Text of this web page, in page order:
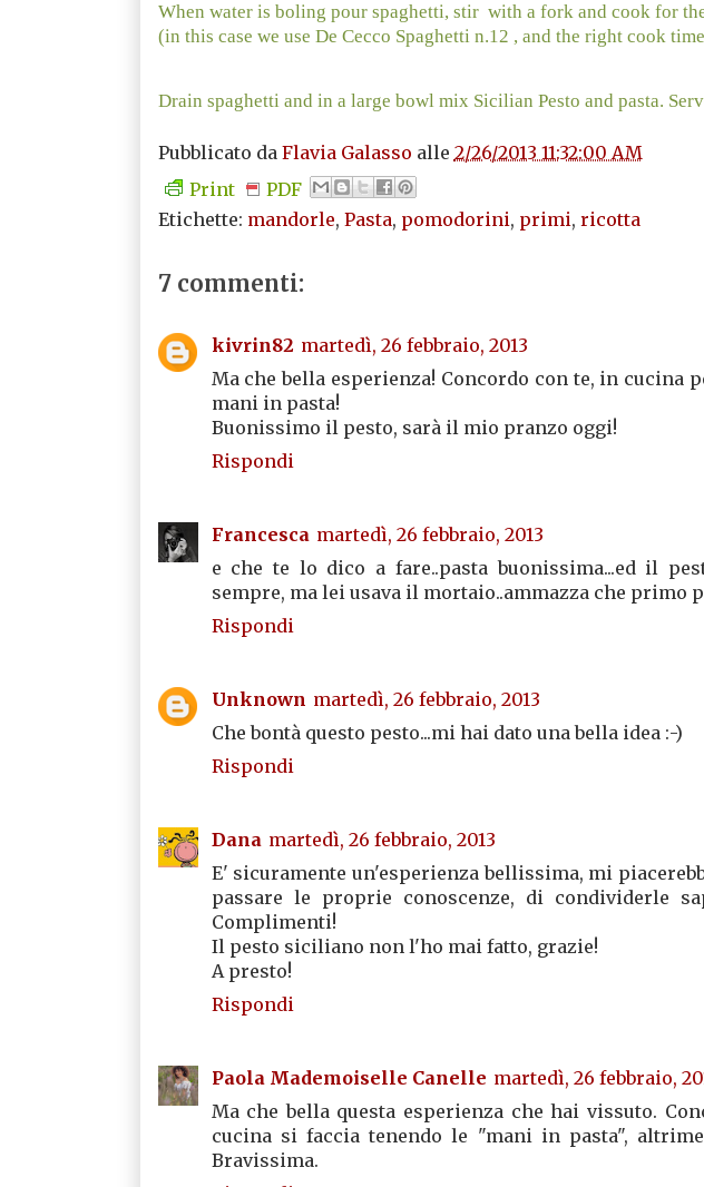
When water is boling pour spaghetti, stir with a fork and cook for
(in this case we use De Cecco Spaghetti n.12 , and the right cook
Drain spaghetti and in a large bowl mix Sicilian Pesto and pasta.
Pubblicato da Flavia Galasso alle 2/26/2013 11:32:00 AM
Print
PDF
Etichette: mandorle, Pasta, pomodorini, primi, ricotta
7 commenti:
kivrin82 martedì, 26 febbraio, 2013
Ma che bella esperienza! Concordo con te, in cucina
mani in pasta!
Buonissimo il pesto, sarà il mio pranzo oggi!
Rispondi
Francesca martedì, 26 febbraio, 2013
e che te lo dico a fare..pasta buonissima...ed il
sempre, ma lei usava il mortaio..ammazza che primo
Rispondi
Unknown martedì, 26 febbraio, 2013
Che bontà questo pesto...mi hai dato una bella idea :-)
Rispondi
Dana martedì, 26 febbraio, 2013
E' sicuramente un'esperienza bellissima, mi
passare le proprie conoscenze, di condividerle
Complimenti!
Il pesto siciliano non l'ho mai fatto, grazie!
A presto!
Rispondi
Paola Mademoiselle Canelle martedì, 26 febbraio,
Ma che bella questa esperienza che hai vissuto.
cucina si faccia tenendo le "mani in pasta",
Bravissima.